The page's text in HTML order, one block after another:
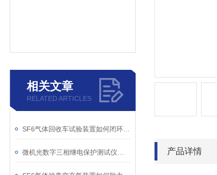
相关文章
RELATED ARTICLES
产品详情